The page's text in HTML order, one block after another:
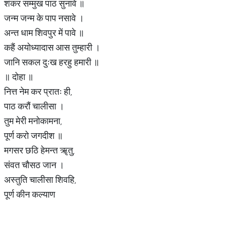
शंकर सम्मुख पाठ सुनावे ॥
जन्म जन्म के पाप नसावे ।
अन्त धाम शिवपुर में पावे ॥
कहैं अयोध्यादास आस तुम्हारी ।
जानि सकल दुःख हरहु हमारी ॥
॥ दोहा ॥
नित्त नेम कर प्रातः ही,
पाठ करौं चालीसा ।
तुम मेरी मनोकामना,
पूर्ण करो जगदीश ॥
मगसर छठि हेमन्त ॠतु,
संवत चौसठ जान ।
अस्तुति चालीसा शिवहि,
पूर्ण कीन कल्याण